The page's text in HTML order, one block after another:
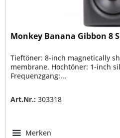
Monkey Banana Gibbon 8
Tieftöner: 8-inch magnetically
membrane, Hochtöner: 1-inch
Frequenzgang:...
Art.Nr.: 303318
Merken